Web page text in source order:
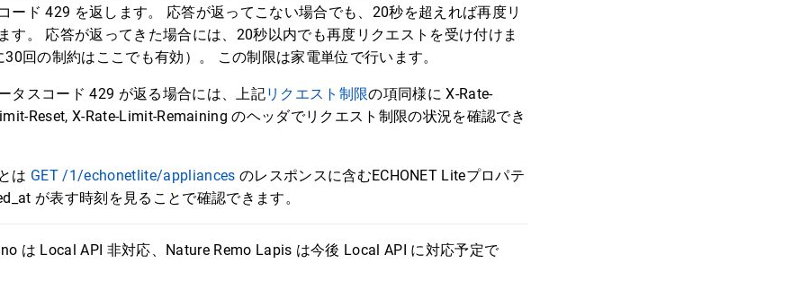
ード 429 を返します。 応答が返ってこない場合でも、20秒を超えれば再度リ
す。 応答が返ってきた場合には、20秒以内でも再度リクエストを受け付けま
回の制約はここでも有効）。 この制限は家電単位で行います。
タスコード 429 が返る場合には、上記リクエスト制限の項同様に X-Rate-
Reset, X-Rate-Limit-Remaining のヘッダでリクエスト制限の状況を確認でき
は GET /1/echonetlite/appliances のレスポンスに含むECHONET Liteプロパテ
が表す時刻を見ることで確認できます。
は Local API 非対応、Nature Remo Lapis は今後 Local API に対応予定で